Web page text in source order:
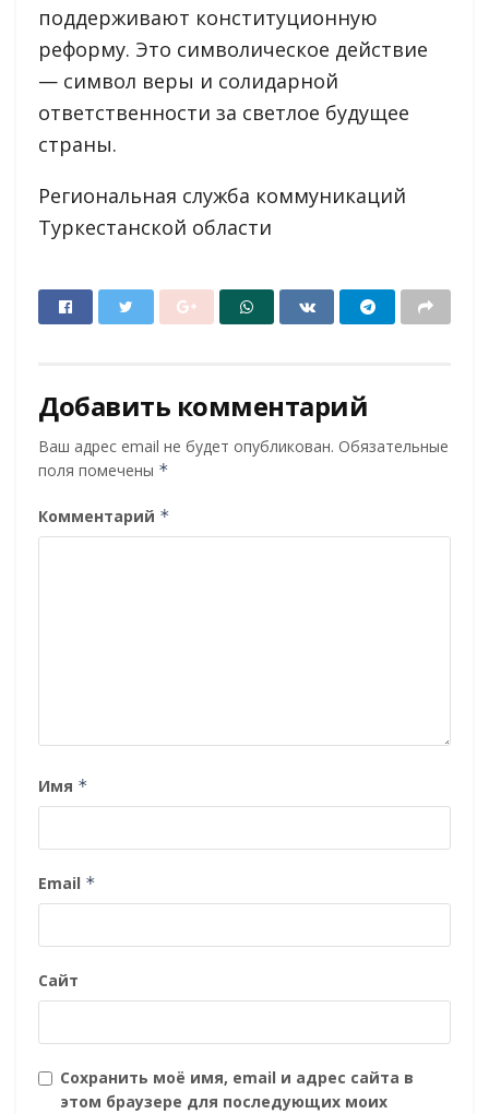
поддерживают конституционную
реформу. Это символическое действие
— символ веры и солидарной
ответственности за светлое будущее
страны.
Региональная служба коммуникаций
Туркестанской области
Добавить комментарий
Ваш адрес email не будет опубликован. Обязательные
поля помечены *
Комментарий *
Имя *
Email *
Сайт
Сохранить моё имя, email и адрес сайта в
этом браузере для последующих моих